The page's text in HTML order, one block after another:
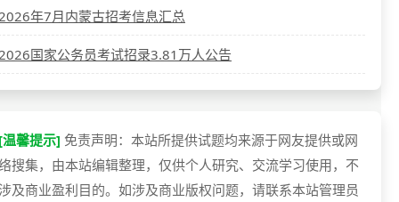
年7月内蒙古招考信息汇总
国家公务员考试招录3.81万人公告
馨提示] 免责声明：本站所提供试题均来源于网友提供或网
搜集，由本站编辑整理，仅供个人研究、交流学习使用，不
及商业盈利目的。如涉及商业版权问题，请联系本站管理员